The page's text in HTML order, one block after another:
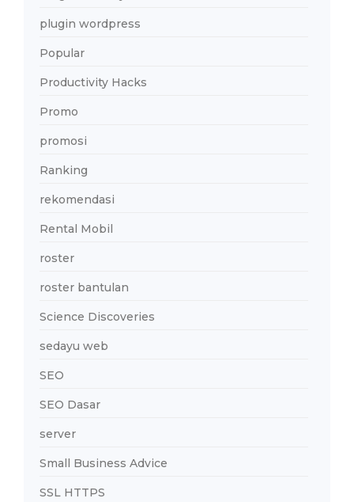
plugin wordpress
Popular
Productivity Hacks
Promo
promosi
Ranking
rekomendasi
Rental Mobil
roster
roster bantulan
Science Discoveries
sedayu web
SEO
SEO Dasar
server
Small Business Advice
SSL HTTPS